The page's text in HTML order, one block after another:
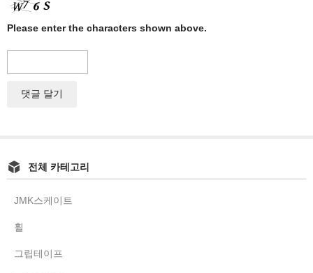
Please enter the characters shown above.
전체 카테고리
JMK스케이트
휠
그립테이프